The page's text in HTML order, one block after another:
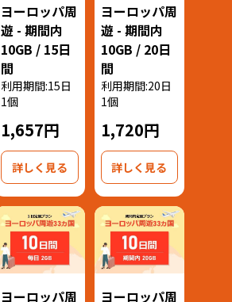
ヨーロッパ周
遊 - 期間内
10GB / 15日
間
利用期間:15日
1個
1,657円
詳しく見る
ヨーロッパ周
遊 - 期間内
10GB / 20日
間
利用期間:20日
1個
1,720円
詳しく見る
ヨーロッパ周
ヨーロッパ周